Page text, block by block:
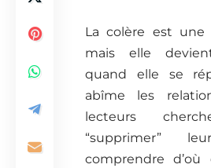
La colère est une
mais elle
quand elle se
abîme les
lecteurs
“supprimer”
comprendre